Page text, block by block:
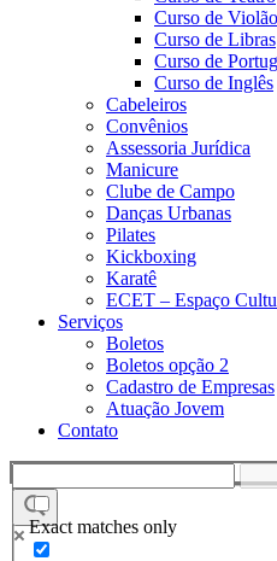
Curso de Violão
Curso de Libras
Curso de
Curso de Inglês
Cabeleiros
Convênios
Assessoria Jurídica
Manicure
Clube de Campo
Danças Urbanas
Pilates
Kickboxing
Karatê
ECET – Espaço
Serviços
Boletos
Boletos opção 2
Cadastro de Empresas
Atuação Jovem
Contato
Exact matches only